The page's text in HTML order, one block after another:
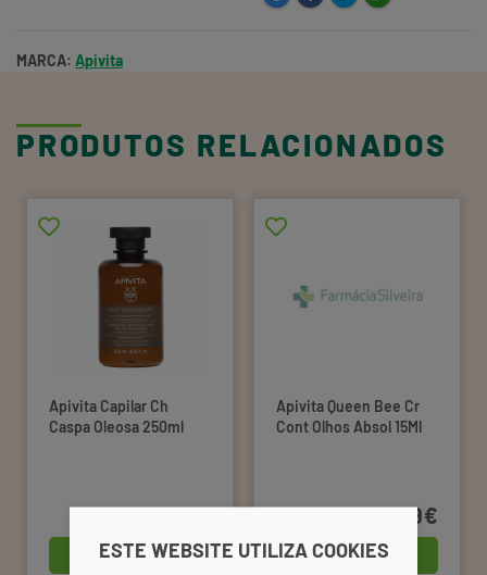
ESTE WEBSITE UTILIZA COOKIES
MARCA: Apivita
PRODUTOS RELACIONADOS
Apivita Capilar Ch
Caspa Oleosa 250ml
comprar
16,99€
Apivita Queen Bee Cr
Cont Olhos Absol 15Ml
comprar
65,99€